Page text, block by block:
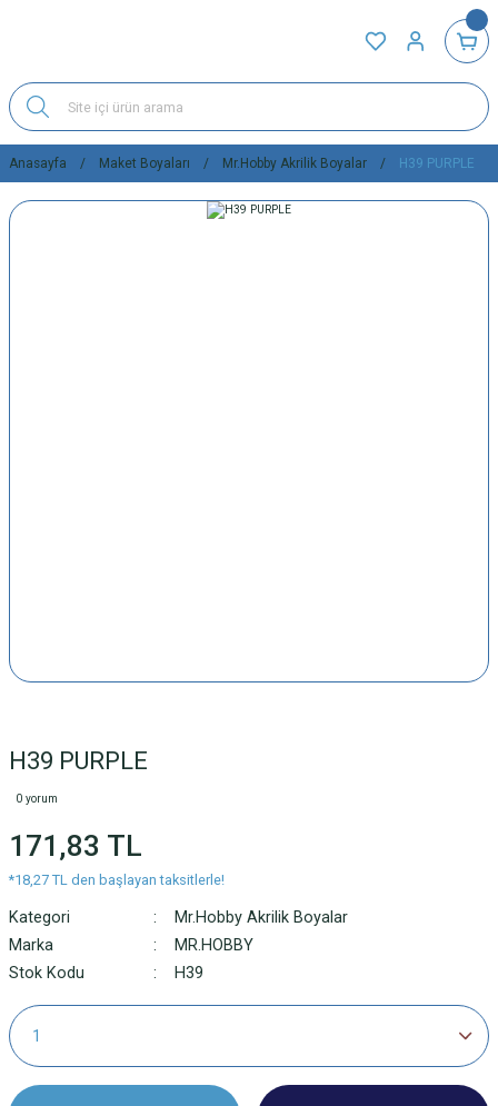
Anasayfa Maket Boyaları Mr.Hobby Akrilik Boyalar H39 PURPLE
H39 PURPLE
0 yorum
171,83 TL
*18,27 TL den başlayan taksitlerle!
Kategori
Mr.Hobby Akrilik Boyalar
Marka
MR.HOBBY
Stok Kodu
H39